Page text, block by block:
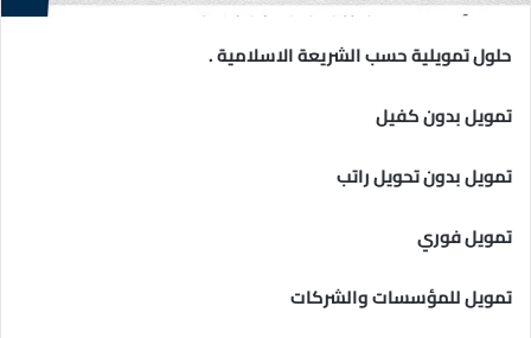
حلول تمويلية حسب الشريعة الاسلامية .
تمويل بدون كفيل
تمويل بدون تحويل راتب
تمويل فوري
تمويل للمؤسسات والشركات